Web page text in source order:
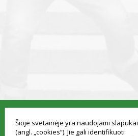
Šioje svetainėje yra naudojami slapukai
(angl. „cookies“). Jie gali identifikuoti